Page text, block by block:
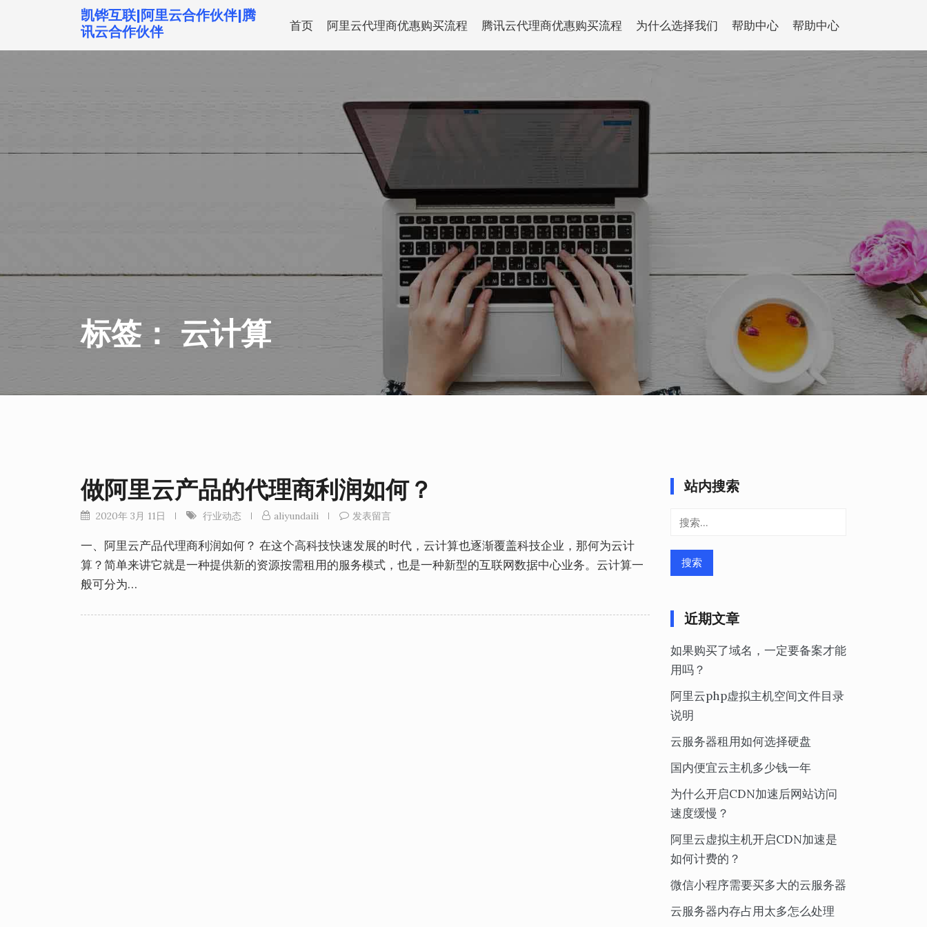
到
凯铧互联|阿里云合作伙伴|腾
讯云合作伙伴
首页 阿里云代理商优惠购买流程 腾讯云代理商优惠购买流程 为什么选择我们 帮助中心 帮助中心
标签： 云计算
做阿里云产品的代理商利润如何？
2020年 3月 11日 行业动态 aliyundaili 发表留言
一、阿里云产品代理商利润如何？ 在这个高科技快速发展的时代，云计算也逐渐覆盖科技企业，那何为云计
算？简单来讲它就是一种提供新的资源按需租用的服务模式，也是一种新型的互联网数据中心业务。云计算一
般可分为…
站内搜索
搜
近期文章
如果购买了域名，一定要备案才能
用吗？
阿里云php虚拟主机空间文件目录
说明
云服务器租用如何选择硬盘
国内便宜云主机多少钱一年
为什么开启CDN加速后网站访问
速度缓慢？
阿里云虚拟主机开启CDN加速是
如何计费的？
微信小程序需要买多大的云服务器
云服务器内存占用太多怎么处理